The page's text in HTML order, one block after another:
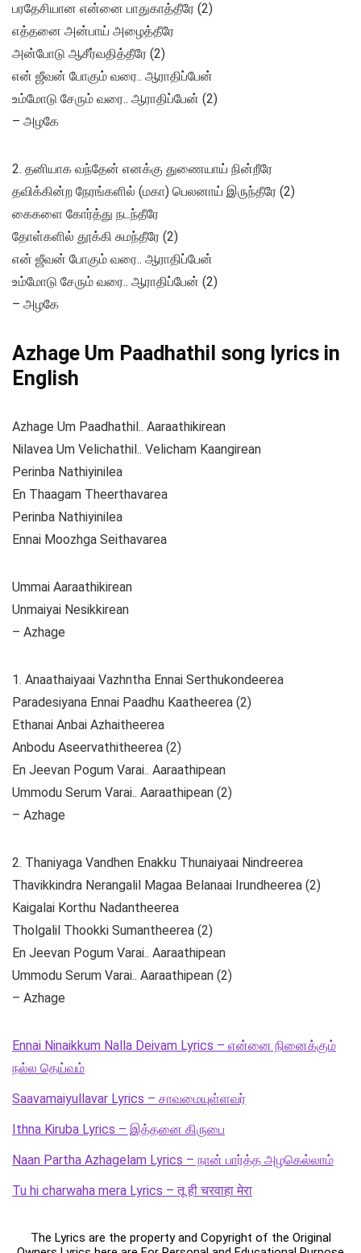
பரதேசியான என்னை பாதுகாத்தீரே (2)
எத்தனை அன்பாய் அழைத்தீரே
அன்போடு ஆசீர்வதித்தீரே (2)
என் ஜீவன் போகும் வரை.. ஆராதிப்பேன்
உம்மோடு சேரும் வரை.. ஆராதிப்பேன் (2)
– அழகே
2. தனியாக வந்தேன் எனக்கு துணையாய் நின்றீரே
தவிக்கின்ற நேரங்களில் (மகா) பெலனாய் இருந்தீரே (2)
கைகளை கோர்த்து நடந்தீரே
தோள்களில் தூக்கி சுமந்தீரே (2)
என் ஜீவன் போகும் வரை.. ஆராதிப்பேன்
உம்மோடு சேரும் வரை.. ஆராதிப்பேன் (2)
– அழகே
Azhage Um Paadhathil song lyrics in
English
Azhage Um Paadhathil.. Aaraathikirean
Nilavea Um Velichathil.. Velicham Kaangirean
Perinba Nathiyinilea
En Thaagam Theerthavarea
Perinba Nathiyinilea
Ennai Moozhga Seithavarea
Ummai Aaraathikirean
Unmaiyai Nesikkirean
– Azhage
1. Anaathaiyaai Vazhntha Ennai Serthukondeerea
Paradesiyana Ennai Paadhu Kaatheerea (2)
Ethanai Anbai Azhaitheerea
Anbodu Aseervathitheerea (2)
En Jeevan Pogum Varai.. Aaraathipean
Ummodu Serum Varai.. Aaraathipean (2)
– Azhage
2. Thaniyaga Vandhen Enakku Thunaiyaai Nindreerea
Thavikkindra Nerangalil Magaa Belanaai Irundheerea (2)
Kaigalai Korthu Nadantheerea
Tholgalil Thookki Sumantheerea (2)
En Jeevan Pogum Varai.. Aaraathipean
Ummodu Serum Varai.. Aaraathipean (2)
– Azhage
Ennai Ninaikkum Nalla Deivam Lyrics – என்னை நினைக்கும்
நல்ல தெய்வம்
Saavamaiyullavar Lyrics – சாவமையுள்ளவர்
Ithna Kiruba Lyrics – இத்தனை கிருபை
Naan Partha Azhagelam Lyrics – நான் பார்த்த அழகெல்லாம்
Tu hi charwaha mera Lyrics – तू ही चरवाहा मेरा
The Lyrics are the property and Copyright of the Original